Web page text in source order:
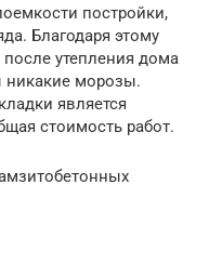
постройки,
Благодаря этому
утепления дома
никакие морозы.
является
стоимость работ.